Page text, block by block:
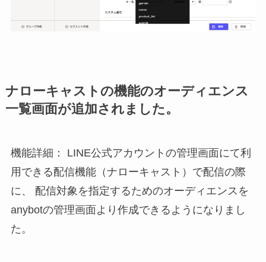
ナローキャストの機能のオーディエンス
一覧画面が追加されました。
機能詳細： LINE公式アカウントの管理画面にて利
用できる配信機能（ナローキャスト）で配信の際
に、 配信対象を指定するためのオーディエンスを
anybotの管理画面より作成できるようになりまし
た。